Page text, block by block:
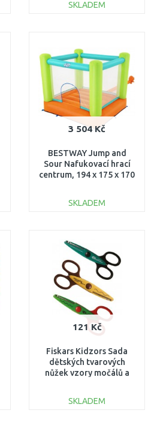
SKLADEM
Porovnat
3 504 Kč
BESTWAY Jump and
Sour Nafukovací hrací
centrum, 194 x 175 x 170
SKLADEM
Porovnat
121 Kč
Fiskars Kidzors Sada
dětských tvarových
nůžek vzory močálů a
SKLADEM